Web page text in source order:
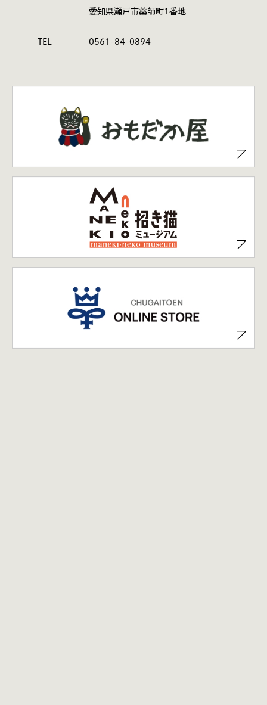
愛知県瀬戸市薬師町1番地
TEL 0561-84-0894